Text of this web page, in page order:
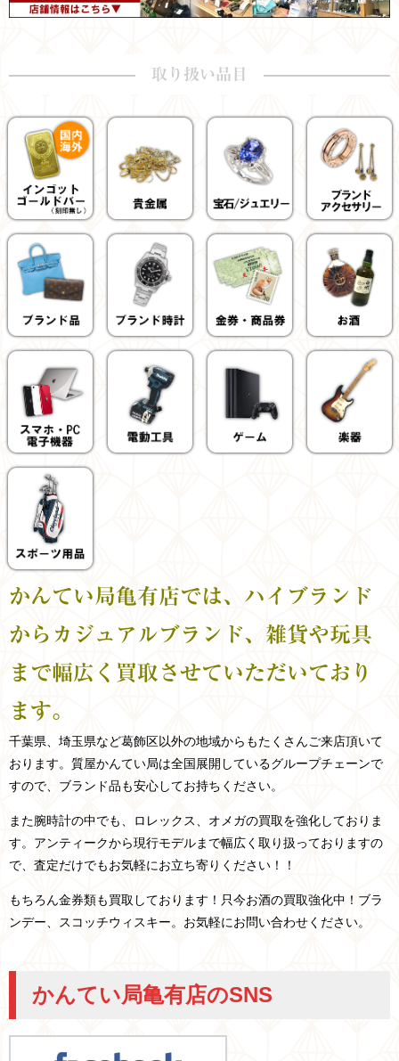
取り扱い品目
かんてい局亀有店では、ハイブランド
からカジュアルブランド、雑貨や玩具
まで幅広く買取させていただいており
ます。
千葉県、埼玉県など葛飾区以外の地域からもたくさんご来店頂いて
おります。 質屋かんてい局は全国展開しているグループチェーンで
すので、ブランド品も安心してお持ちください。
また腕時計の中でも、ロレックス、オメガの買取を強化しておりま
す。アンティークから現行モデルまで幅広く取り扱っておりますの
で、査定だけでもお気軽にお立ち寄りください！！
もちろん金券類も買取しております！只今お酒の買取強化中！ブラ
ンデー、スコッチウィスキー。お気軽にお問い合わせください。
かんてい局亀有店のSNS